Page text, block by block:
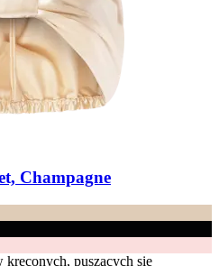
Champagne
kręconych, puszących się